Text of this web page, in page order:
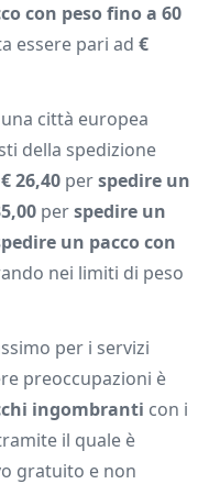
con peso fino a 60
essere pari ad €
città europea
della spedizione
€ 26,40 perspedire un
perspedire un
un pacco con
nei limiti di peso
per i servizi
preoccupazioni è
ingombranti con i
il quale è
gratuito e non